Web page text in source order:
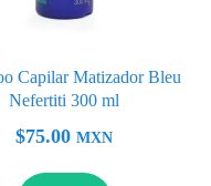
Capilar Matizador Bleu
Nefertiti 300 ml
$75.00 MXN